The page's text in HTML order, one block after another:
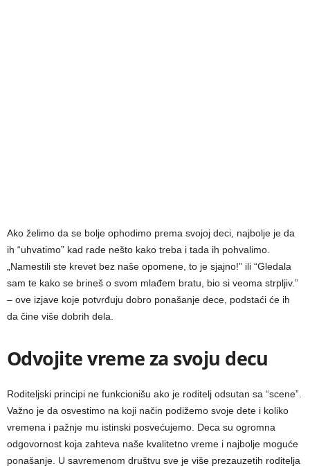
Ako želimo da se bolje ophodimo prema svojoj deci, najbolje je da
ih “uhvatimo” kad rade nešto kako treba i tada ih pohvalimo.
„Namestili ste krevet bez naše opomene, to je sjajno!” ili “Gledala
sam te kako se brineš o svom mlađem bratu, bio si veoma strpljiv.”
– ove izjave koje potvrđuju dobro ponašanje dece, podstaći će ih
da čine više dobrih dela.
Odvojite vreme za svoju decu
Roditeljski principi ne funkcionišu ako je roditelj odsutan sa “scene”.
Važno je da osvestimo na koji način podižemo svoje dete i koliko
vremena i pažnje mu istinski posvećujemo. Deca su ogromna
odgovornost koja zahteva naše kvalitetno vreme i najbolje moguće
ponašanje. U savremenom društvu sve je više prezauzetih roditelja